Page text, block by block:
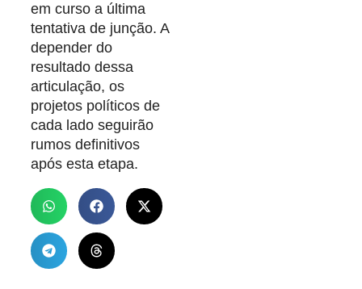
em curso a última
tentativa de junção. A
depender do
resultado dessa
articulação, os
projetos políticos de
cada lado seguirão
rumos definitivos
após esta etapa.